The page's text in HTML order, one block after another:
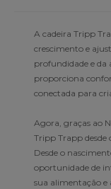
A cadeira Tripp
crescimento e
profundidade e da
proporciona
conectada para
Agora, graças ao
Tripp Trapp desde
Desde o
oportunidade de
sua alimentação e